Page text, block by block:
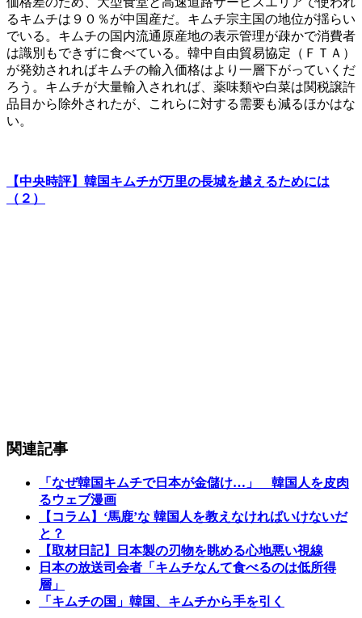
るキムチは９０％が中国産だ。キムチ宗主国の地位が揺らい
でいる。キムチの国内流通原産地の表示管理が疎かで消費者
は識別もできずに食べている。韓中自由貿易協定（ＦＴＡ）
が発効されればキムチの輸入価格はより一層下がっていくだ
ろう。キムチが大量輸入されれば、薬味類や白菜は関税譲許
品目から除外されたが、これらに対する需要も減るほかはな
い。
【中央時評】韓国キムチが万里の長城を越えるためには
（２）
関連記事
「なぜ韓国キムチで日本が金儲け…」 韓国人を皮肉
るウェブ漫画
【コラム】‘馬鹿’な 韓国人を教えなければいけないだ
と？
【取材日記】日本製の刃物を眺める心地悪い視線
日本の放送司会者「キムチなんて食べるのは低所得
層」
「キムチの国」韓国、キムチから手を引く